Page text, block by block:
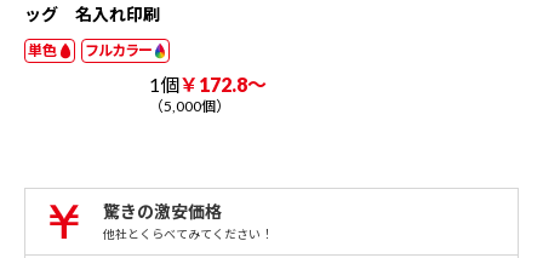
ッグ 名入れ印刷
単色 フルカラー
1個￥172.8～
（5,000個）
驚きの激安価格
他社とくらべてみてください！